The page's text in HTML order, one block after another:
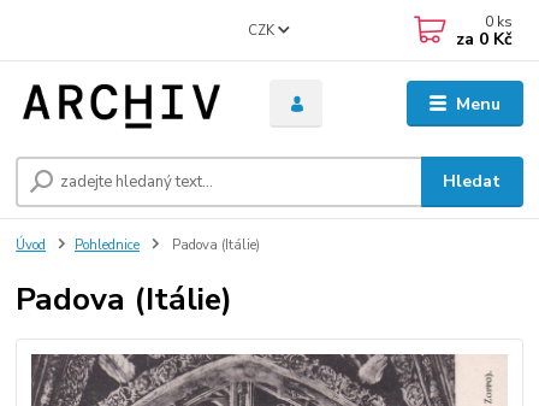
Menu
CZK
Hledat
0 ks
za 0 Kč
Úvod Pohlednice Padova (Itálie)
Padova (Itálie)